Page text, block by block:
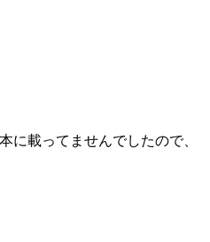
に載ってませんでしたので、